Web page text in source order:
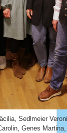
Sedlmeier
Genes